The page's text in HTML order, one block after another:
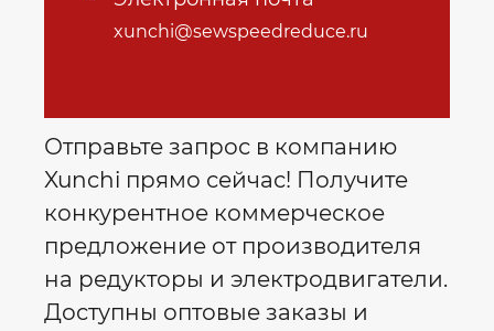
xunchi@sewspeedreduce.ru
Отправьте запрос в компанию
Xunchi прямо сейчас! Получите
конкурентное коммерческое
предложение от производителя
на редукторы и электродвигатели.
Доступны оптовые заказы и